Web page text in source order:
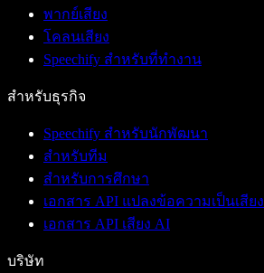
พากย์เสียง
โคลนเสียง
Speechify สำหรับที่ทำงาน
สำหรับธุรกิจ
Speechify สำหรับนักพัฒนา
สำหรับทีม
สำหรับการศึกษา
เอกสาร API แปลงข้อความเป็นเสียง
เอกสาร API เสียง AI
บริษัท